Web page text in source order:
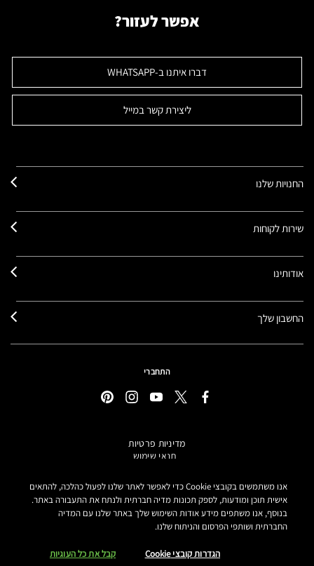
אפשר לעזור?
דברו איתנו ב-WHATSAPP
ליצירת קשר במייל
החנויות שלנו
שירות לקוחות
אודותינו
החשבון שלך
התחברי
מדיניות פרטיות
תנאי שימוש
מידע על מוצרים מזוייפים
הצהרת נגישות
הגדרות קובצי COOKIE
MAKE-UP ART COSMETICS© מאק קוסמטיקס כל הזכויות שמורות.
הטקסטים מנוסחים באתר בלשון נקבה אך פונים לכל המגדרים
אנו משתמשים בקובצי Cookie כדי לאפשר לאתר שלנו לפעול כהלכה, להתאים
אישית תוכן ומודעות, לספק תכונות מדיה חברתית ולנתח את התעבורה באתר.
בנוסף, אנו משתפים מידע אודות השימוש שלך באתר שלנו עם המדיה
החברתית ושותפי הפרסום והניתוח שלנו.
הגדרות קובצי Cookie קבל את כל העוגיות